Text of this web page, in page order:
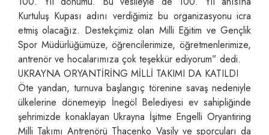
Kurtuluş Kupası adını verdiğimiz bu organizasyonu icra
etmiş olacağız. Destekçimiz olan Milli Eğitim ve Gençlik
Spor Müdürlüğümüze, öğrencilerimize, öğretmenlerimize,
antrenör ve hocalarımıza çok teşekkür ediyorum” dedi.
UKRAYNA ORYANTİRİNG MİLLİ TAKIMI DA KATILDI
Öte yandan, turnuva başlangıç törenine savaş nedeniyle
ülkelerine dönemeyip İnegöl Belediyesi ev sahipliğinde
şehrimizde konaklayan Ukrayna İşitme Engelli Oryantiring
Milli Takımı Antrenörü Thacenko Vasily ve sporcuları da